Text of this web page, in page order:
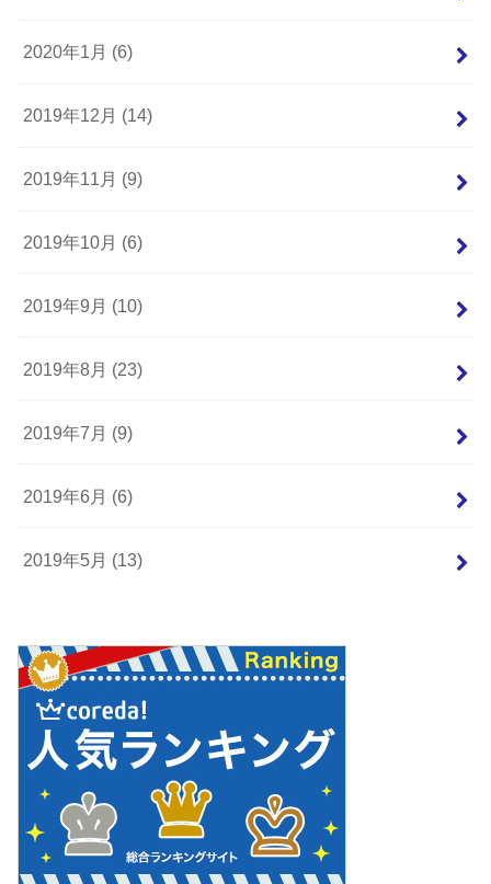
2020年1月 (6)
2019年12月 (14)
2019年11月 (9)
2019年10月 (6)
2019年9月 (10)
2019年8月 (23)
2019年7月 (9)
2019年6月 (6)
2019年5月 (13)